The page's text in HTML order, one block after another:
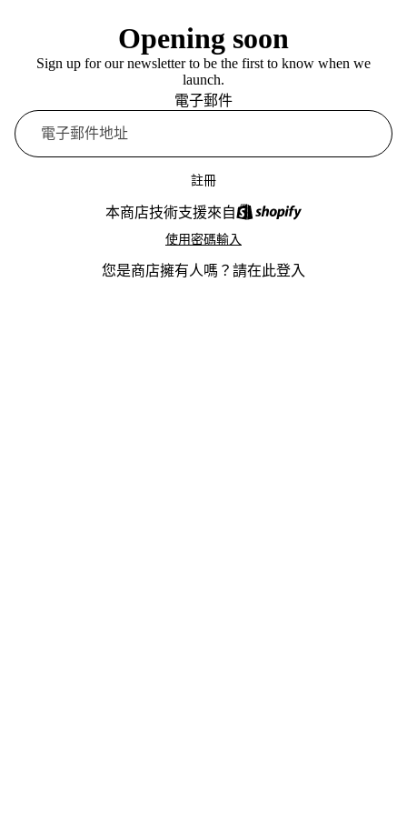
Opening soon
Sign up for our newsletter to be the first to know when we
launch.
電子郵件
註冊
本商店技術支援來自
使用密碼輸入
您是商店擁有人嗎？ 請在此登入